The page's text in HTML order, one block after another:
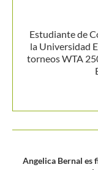
Estudiante de
la Universidad
torneos WTA
Angelica Bernal es